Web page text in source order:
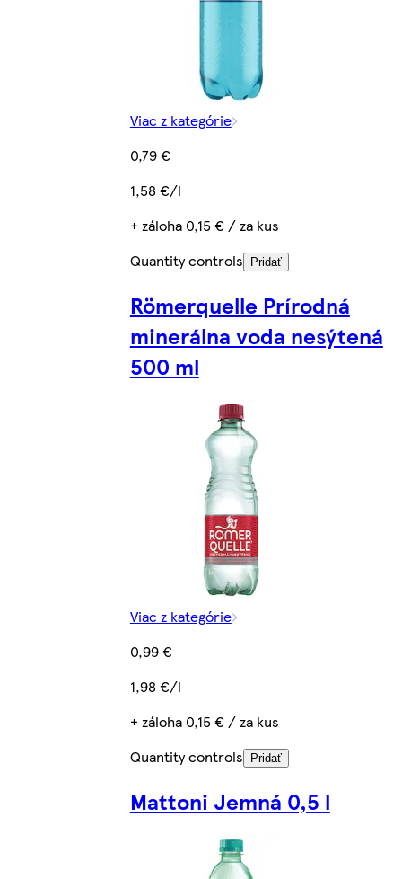
Viac z kategórie
0,79 €
1,58 €/l
+ záloha 0,15 € / za kus
Quantity controls
Pridať
Römerquelle Prírodná
minerálna voda nesýtená
500 ml
Viac z kategórie
0,99 €
1,98 €/l
+ záloha 0,15 € / za kus
Quantity controls
Pridať
Mattoni Jemná 0,5 l